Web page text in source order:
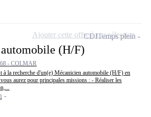
(H/F)
68 - COLMAR
à la recherche d'un(e) Mécanicien automobile (H/F) en
aurez pour principales missions : - Réaliser les
CDITemps plein
Ajouter cette offre à ma sélection